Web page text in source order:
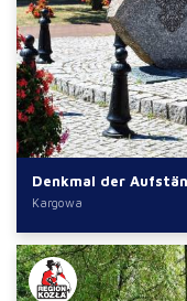
Denkmal der
Kargowa